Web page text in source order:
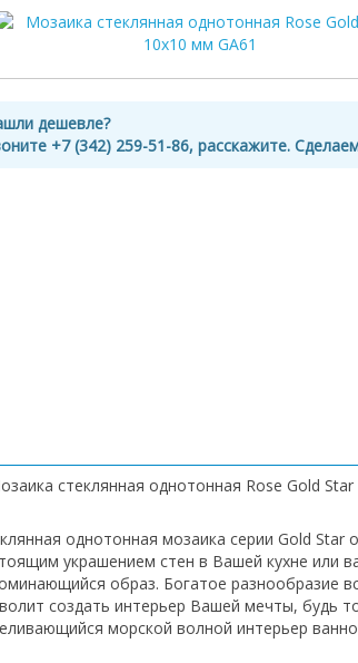
дешевле?
+7 (342) 259-51-86, расскажите.
стеклянная однотонная Rose Gold
однотонная мозаика серии Gold Star
украшением стен в Вашей кухне или
образ. Богатое разнообразие
создать интерьер Вашей мечты, будь
морской волной интерьер